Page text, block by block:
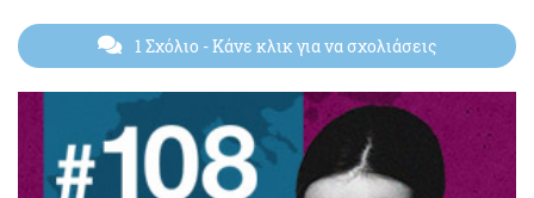
1 Σχόλιο - Κάνε κλικ για να σχολιάσεις